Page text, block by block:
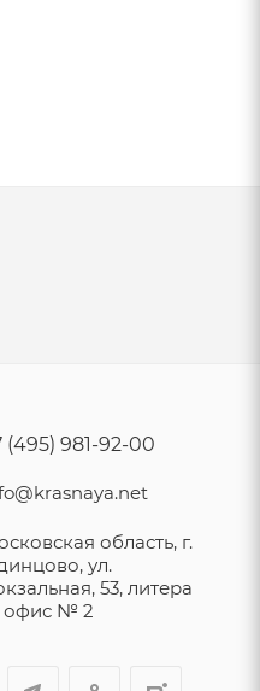
(495) 981-92-00
область, г.
ул.
53, литера
офис № 2